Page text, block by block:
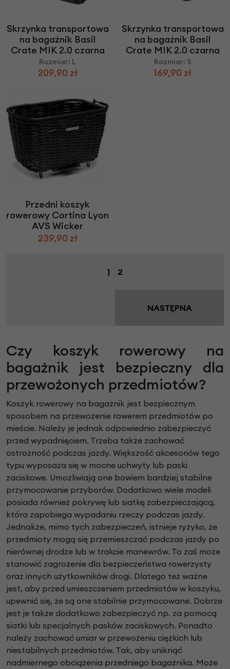
Skrzynka transportowa
na bagażnik Basil
Crate MIK 2.0 czarna
Rozmiar: L
209,90 zł
Skrzynka transportowa
na bagażnik Basil
Crate MIK 2.0 czarna
Rozmiar: S
169,90 zł
Przedni koszyk
rowerowy Cortina Lyon
AVS Wicker
239,90 zł
1 2
NASTĘPNA
Czy koszyk rowerowy na
bagażnik jest bezpieczny dla
przewożonych przedmiotów?
Koszyk rowerowy na bagażnik jest bezpiecznym
sposobem na przewożenie rowerem przedmiotów po
mieście. Należy je jednak odpowiednio zabezpieczyć
przed wypadnięciem. Trzeba także zachować
ostrożność podczas jazdy. Większość akcesoriów tego
typu wyposaża się w mocne uchwyty lub paski
zaciskowe. Umożliwiają one bowiem bardziej stabilne
przymocowanie przyborów. Dodatkowo wiele modeli
posiada również pokrywę lub siatkę zabezpieczającą,
która zapobiega wypadaniu rzeczy podczas jazdy.
Jednakże, mimo tych zabezpieczeń, istnieje ryzyko, że
przedmioty mogą się przemieszczać podczas jazdy po
nierównej drodze lub w trakcie manewrów. To zaś może
stanowić zagrożenie dla bezpieczeństwa rowerzysty
oraz innych użytkowników drogi. Dlatego też ważne
jest, aby przed umieszczeniem przedmiotów w koszyku,
upewnić się, że są one stabilnie przymocowane. Dobrze
jest je także dodatkowo zabezpieczyć np. za pomocą
siatki lub specjalnych pasków zaciskowych. Ponadto
należy zachować umiar w przewożeniu ciężkich lub
niestabilnych przedmiotów. Tak, aby uniknąć
nadmiernego obciążenia przedniego bagażnika. Może